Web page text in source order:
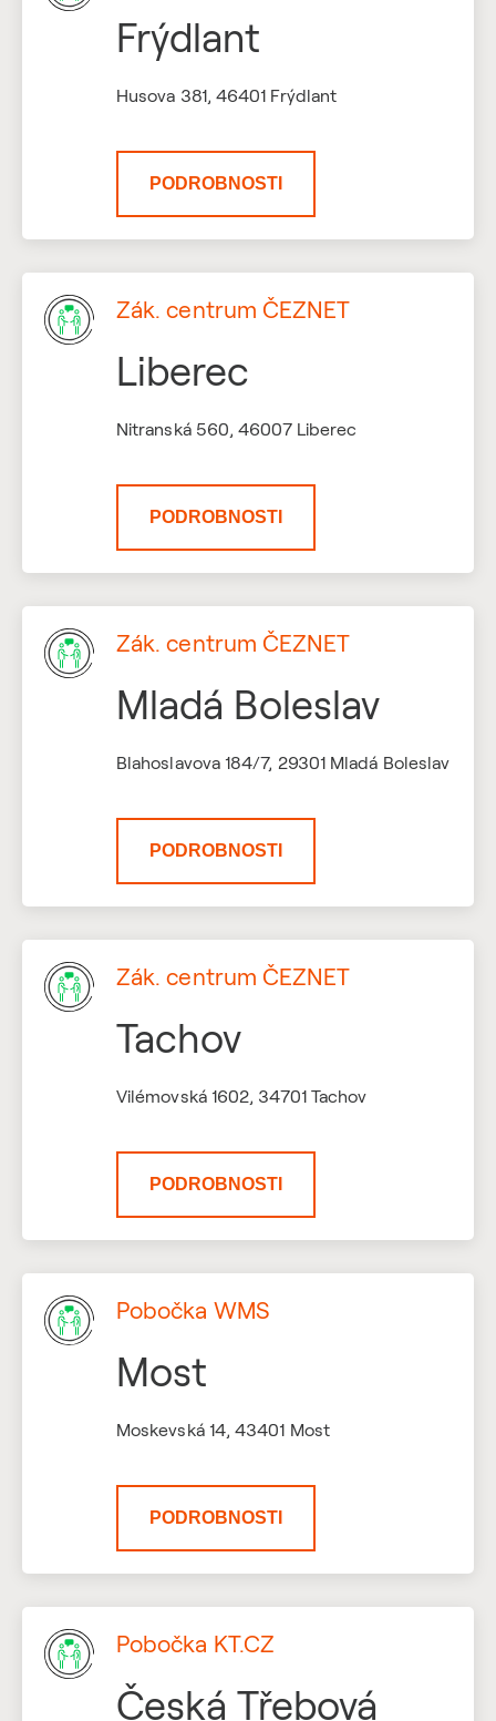
Frýdlant
Husova 381, 46401 Frýdlant
PODROBNOSTI
Zák. centrum ČEZNET
Liberec
Nitranská 560, 46007 Liberec
PODROBNOSTI
Zák. centrum ČEZNET
Mladá Boleslav
Blahoslavova 184/7, 29301 Mladá Boleslav
PODROBNOSTI
Zák. centrum ČEZNET
Tachov
Vilémovská 1602, 34701 Tachov
PODROBNOSTI
Pobočka WMS
Most
Moskevská 14, 43401 Most
PODROBNOSTI
Pobočka KT.CZ
Česká Třebová